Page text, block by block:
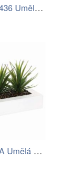
PLANTASIA 1436 Umělá květina strom - …
ATMOSPHERA Umělá Aloe Vera v květináči…